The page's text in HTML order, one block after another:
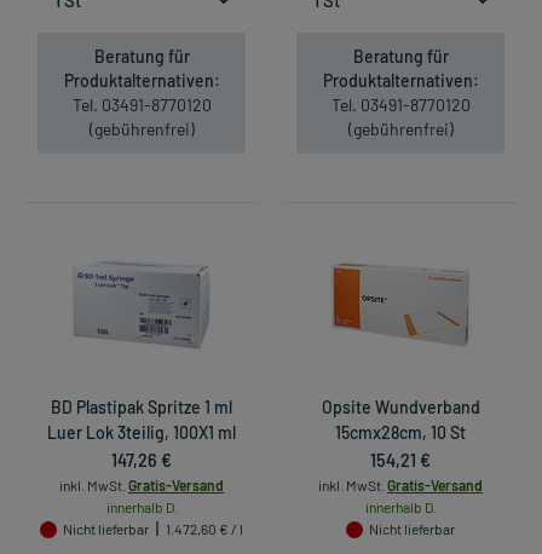
Beratung für
Produktalternativen:
Tel. 03491-8770120
(gebührenfrei)
Beratung für
Produktalternativen:
Tel. 03491-8770120
(gebührenfrei)
BD Plastipak Spritze 1 ml
Luer Lok 3teilig, 100X1 ml
147,26 €
inkl. MwSt. Gratis-Versand
innerhalb D.
Nicht lieferbar
1.472,60 € / l
Opsite Wundverband
15cmx28cm, 10 St
154,21 €
inkl. MwSt. Gratis-Versand
innerhalb D.
Nicht lieferbar